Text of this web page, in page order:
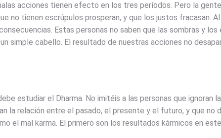
acciones tienen efecto en los tres períodos. Pero la
no tienen escrúpulos prosperan, y que los justos fracasan.
Estas personas no saben que las sombras y los
simple cabello. El resultado de nuestras acciones no
estudiar el Dharma. No imitéis a las personas que ignoran
la relación entre el pasado, el presente y el futuro, y que no
el mal karma. El primero son los resultados kármicos en